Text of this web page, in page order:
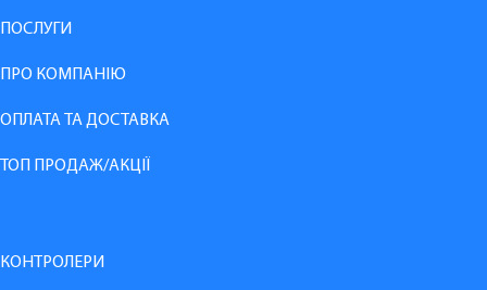
ПОСЛУГИ
ПРО КОМПАНІЮ
ОПЛАТА ТА ДОСТАВКА
ТОП ПРОДАЖ/АКЦІЇ
КОНТРОЛЕРИ